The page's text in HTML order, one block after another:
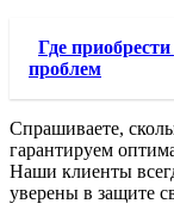
Где
проблем
Спрашиваете,
гарантируем
Наши клиенты
уверены в защите